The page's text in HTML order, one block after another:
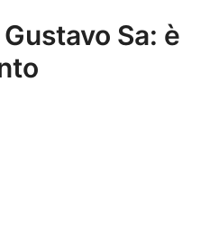
Sa: è